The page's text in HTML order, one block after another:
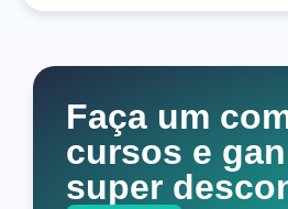
Faça um
cursos e
super